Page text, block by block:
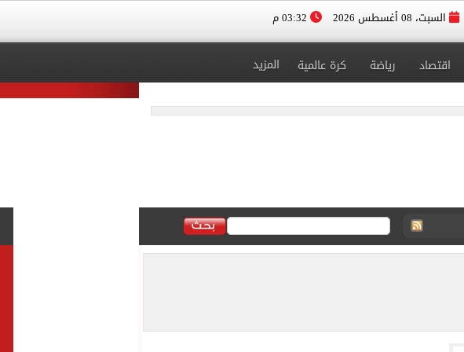
السبت، 08 أغسطس 2026
اقتصاد رياضة كرة عالمية المزيد